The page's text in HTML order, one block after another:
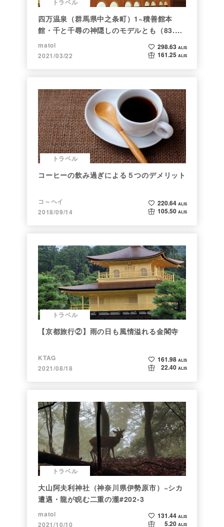
四万温泉（群馬県中之条町）1~積善館本
館・千と千尋の神隠しのモデルとも（83.と
らべるショット）
matol
2021/03/22
298.63 ALIS
161.25 ALIS
トラベル
コーヒーの飲み過ぎによる５つのデメリット
コ～ヘイ
2018/09/14
220.64 ALIS
105.50 ALIS
トラベル
【京都旅行②】雨の日も風情溢れる金閣寺
KTAG
2021/08/18
161.98 ALIS
22.40 ALIS
トラベル
大山阿夫利神社（神奈川県伊勢原市）~シカ
遭遇・龍が睨む二重の瀧#202-3
matol
2021/10/10
131.44 ALIS
5.20 ALIS